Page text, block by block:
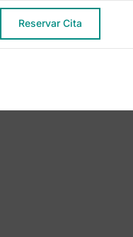
Reservar Cita